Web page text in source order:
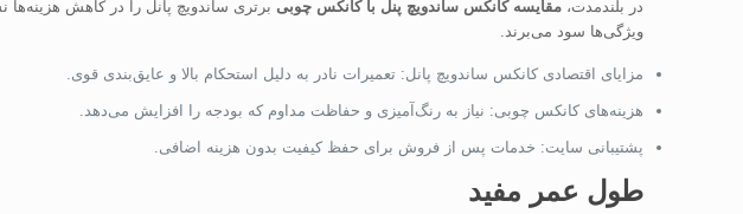
در بلندمدت، مقایسه کانکس ساندویچ پنل با کانکس چوبی برتری ساندویچ پانل را در کاهش
ویژگی‌ها سود می‌برند.
مزایای اقتصادی کانکس ساندویچ پانل: تعمیرات نادر به دلیل استحکام بالا و عایق‌بندی قوی.
هزینه‌های کانکس چوبی: نیاز به رنگ‌آمیزی و حفاظت مداوم که بودجه را افزایش می‌دهد.
پشتیبانی سایت: خدمات پس از فروش برای حفظ کیفیت بدون هزینه اضافی.
طول عمر مفید